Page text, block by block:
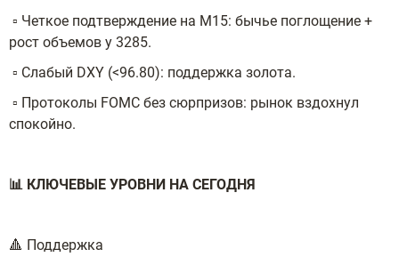
▫️ Четкое подтверждение на M15: бычье поглощение +
рост объемов у 3285.
▫️ Слабый DXY (<96.80): поддержка золота.
▫️ Протоколы FOMC без сюрпризов: рынок вздохнул
спокойно.
📊 КЛЮЧЕВЫЕ УРОВНИ НА СЕГОДНЯ
🔺 Поддержка